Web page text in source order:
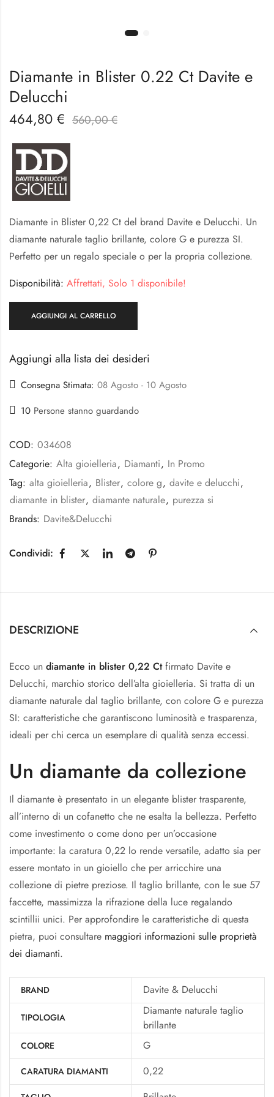
Diamante in Blister 0.22 Ct Davite e
Delucchi
464,80 € 560,00€
Diamante in Blister 0,22 Ct del brand Davite e Delucchi. Un
diamante naturale taglio brillante, colore G e purezza SI.
Perfetto per un regalo speciale o per la propria collezione.
Disponibilità: Affrettati, Solo 1 disponibile!
AGGIUNGI AL CARRELLO
Aggiungi alla lista dei desideri
Consegna Stimata: 08 Agosto - 10 Agosto
10 Persone stanno guardando
COD: 034608
Categorie: Alta gioielleria, Diamanti, In Promo
Tag: alta gioielleria, Blister, colore g, davite e delucchi,
diamante in blister, diamante naturale, purezza si
Brands: Davite&Delucchi
Condividi:
DESCRIZIONE
Ecco un diamante in blister 0,22 Ctfirmato Davite e
Delucchi, marchio storico dell’alta gioielleria. Si tratta di un
diamante naturale dal taglio brillante, con colore G e purezza
SI: caratteristiche che garantiscono luminosità e trasparenza,
ideali per chi cerca un esemplare di qualità senza eccessi.
Un diamante da collezione
Il diamante è presentato in un elegante blister trasparente,
all’interno di un cofanetto che ne esalta la bellezza. Perfetto
come investimento o come dono per un’occasione
importante: la caratura 0,22 lo rende versatile, adatto sia per
essere montato in un gioiello che per arricchire una
collezione di pietre preziose. Il taglio brillante, con le sue 57
faccette, massimizza la rifrazione della luce regalando
scintillii unici. Per approfondire le caratteristiche di questa
pietra, puoi consultare maggiori informazioni sulle proprietà
dei diamanti.
BRAND Davite & Delucchi
TIPOLOGIA
Diamante naturale taglio
brillante
COLORE G
CARATURA DIAMANTI 0,22